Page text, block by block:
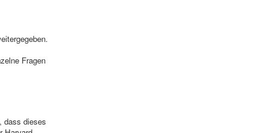
Fragen
dass dieses